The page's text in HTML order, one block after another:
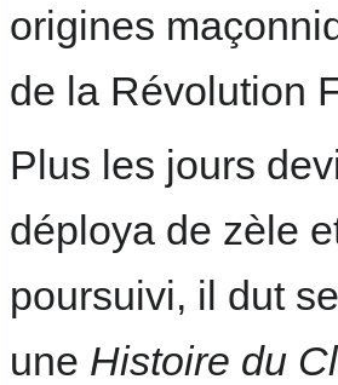
origines
de la Révolution
Plus les jours
déploya de zèle
poursuivi, il dut
une Histoire du